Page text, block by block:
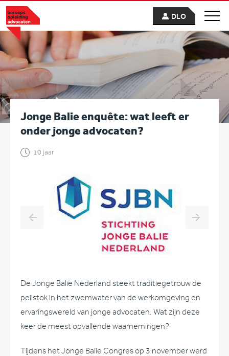
DLO
Jonge Balie enquête: wat leeft er
onder jonge advocaten?
10 jaar
De Jonge Balie Nederland steekt traditiegetrouw de
peilstok in het zwemwater van de werkomgeving en
ervaringswereld van jonge advocaten. Wat zijn deze
keer de meest opvallende waarnemingen?
Tijdens het Jonge Balie Congres op 3 november werd